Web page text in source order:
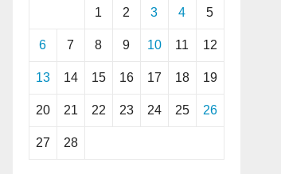
1 2 3 4 5
6 7 8 9 10 11 12
13 14 15 16 17 18 19
20 21 22 23 24 25 26
27 28